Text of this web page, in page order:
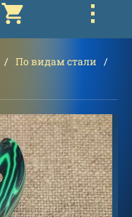
По видам стали